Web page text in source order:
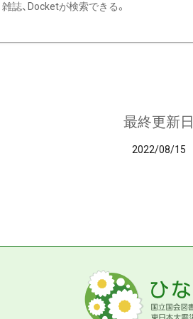
雑誌、Docketが検索できる。
最終更新日
2022/08/15